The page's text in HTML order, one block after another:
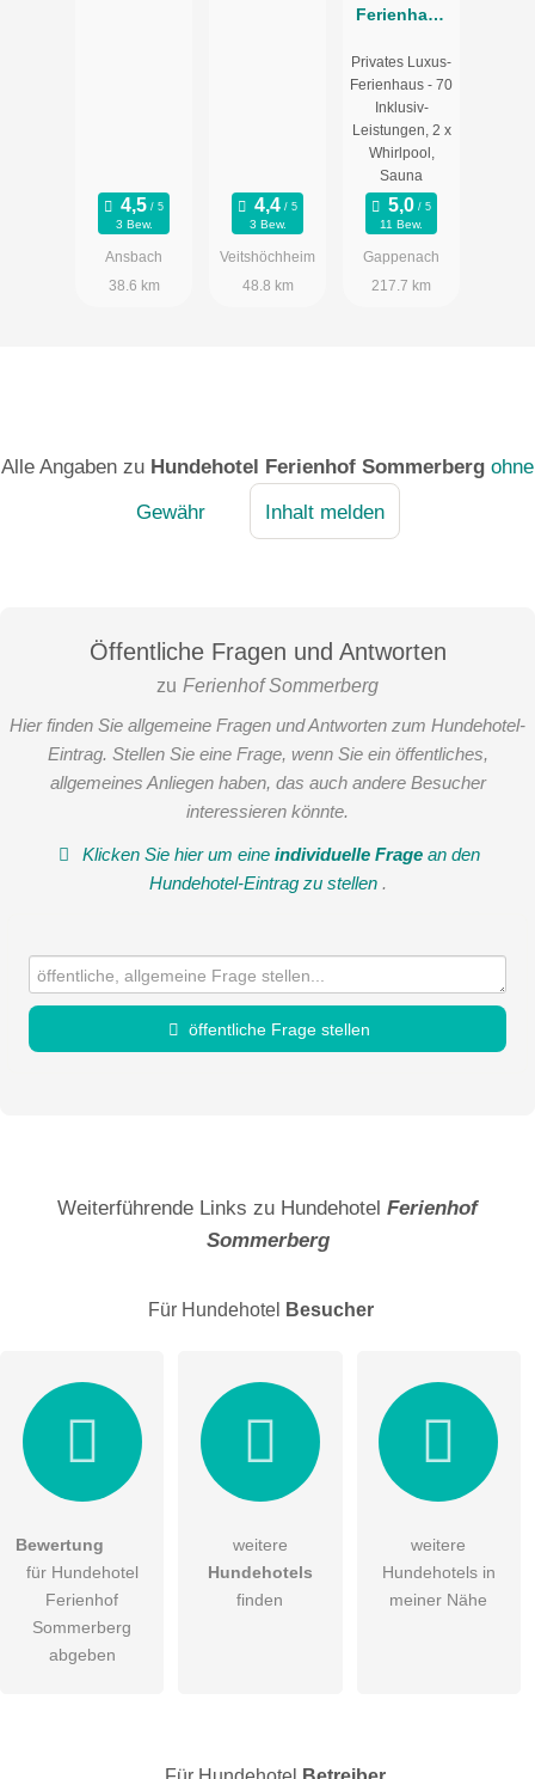
3 Bew.
Ansbach
38.6 km
3 Bew.
Veitshöchheim
48.8 km
Ferienhaus
Uhlenhorst -
Fellnase mit
in dem
Privat-Spa
darf
Privates Luxus-
Ferienhaus - 70
Inklusiv-
Leistungen, 2 x
Whirlpool,
Sauna
11 Bew.
Gappenach
217.7 km
Alle Angaben zu Hundehotel Ferienhof Sommerberg ohne
Gewähr
Inhalt melden
Öffentliche Fragen und Antworten
zu Ferienhof Sommerberg
Hier finden Sie allgemeine Fragen und Antworten zum Hundehotel-
Eintrag. Stellen Sie eine Frage, wenn Sie ein öffentliches,
allgemeines Anliegen haben, das auch andere Besucher
interessieren könnte.
Klicken Sie hier um eineindividuelle Frage an den
Hundehotel-Eintrag zu stellen .
öffentliche Frage stellen
Die Datenschutzerklärunghabe ich zur Kenntnis genommen.
öffentliche Frage stellen
Hundehotel-Eintrag zu stellen.
Weiterführende Links zu Hundehotel Ferienhof
Sommerberg
Für Hundehotel Besucher
Bewertung
für Hundehotel
Ferienhof
Sommerberg
abgeben
weitere
Hundehotels
finden
weitere
Hundehotels in
meiner Nähe